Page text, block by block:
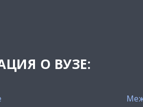
О ВУЗЕ: